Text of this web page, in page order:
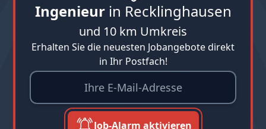
Ingenieurin Recklinghausen
und 10 km Umkreis
Erhalten Sie die neuesten Jobangebote direkt
in Ihr Postfach!
Job-Alarm aktivieren